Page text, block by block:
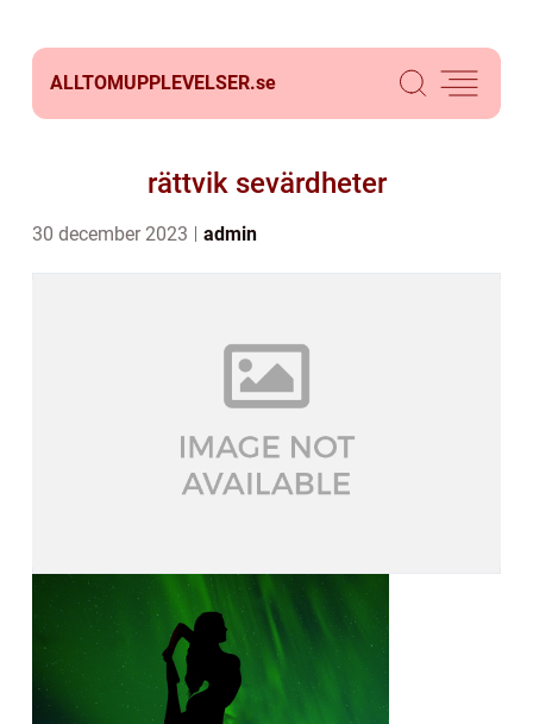
ALLTOMUPPLEVELSER.se
rättvik sevärdheter
30 december 2023 admin